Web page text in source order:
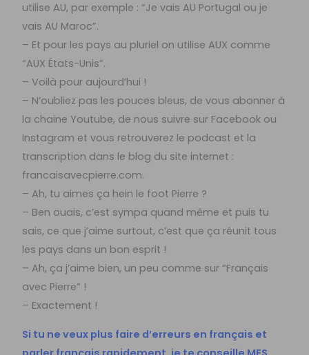
utilise AU, par exemple : “Je vais AU Portugal ou je
vais AU Maroc”.
– Et pour les pays au pluriel on utilise AUX comme
“AUX États-Unis”.
– Voilà pour aujourd’hui !
– N’oubliez pas les pouces bleus, de vous abonner à
la chaine Youtube, de nous suivre sur Facebook ou
Instagram et vous retrouverez le podcast et la
transcription dans le blog du site internet :
francaisavecpierre.com.
– Ah, tu aimes ça hein le foot Pierre ?
– Ben ouais, c’est sympa quand même et puis tu
sais, ce que j’aime surtout, c’est que ça réunit tous
les pays dans un bon esprit !
– Ah, ça j’aime bien, un peu comme sur “Français
avec Pierre” !
– Exactement !
Si tu ne veux plus faire d’erreurs en français et